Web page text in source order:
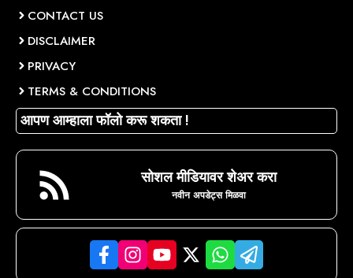
CONTACT US
DISCLAIMER
PRIVACY
TERMS & CONDITIONS
आपण आम्हाला फॉलो करू शकता !
सोशल मीडियावर शेअर करा
नवीन अपडेट्स मिळवा